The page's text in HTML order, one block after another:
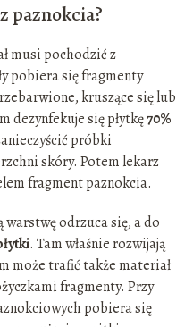
paznokcia?
musi pochodzić z
pobiera się fragmenty
kruszące się lub
dezynfekuje się płytkę70%
próbki
skóry. Potem lekarz
fragment paznokcia.
odrzuca się, a do
. Tam właśnie rozwijają
może trafić także materiał
fragmenty. Przy
pobiera się